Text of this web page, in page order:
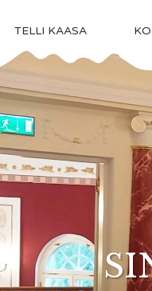
TELLI KAASA